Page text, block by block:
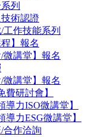
列
術認證
工作技能系列
程】報名
/微講堂】報名
/微講堂】報名
費研討會】
導力ISO微講堂】
導力ESG微講堂】
合作洽詢